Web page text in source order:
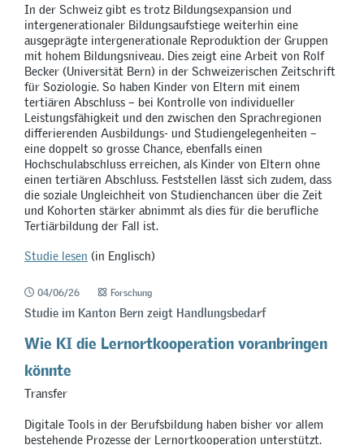
In der Schweiz gibt es trotz Bildungsexpansion und
intergenerationaler Bildungsaufstiege weiterhin eine
ausgeprägte intergenerationale Reproduktion der Gruppen
mit hohem Bildungsniveau. Dies zeigt eine Arbeit von Rolf
Becker (Universität Bern) in der Schweizerischen Zeitschrift
für Soziologie. So haben Kinder von Eltern mit einem
tertiären Abschluss – bei Kontrolle von individueller
Leistungsfähigkeit und den zwischen den Sprachregionen
differierenden Ausbildungs- und Studiengelegenheiten –
eine doppelt so grosse Chance, ebenfalls einen
Hochschulabschluss erreichen, als Kinder von Eltern ohne
einen tertiären Abschluss. Feststellen lässt sich zudem, dass
die soziale Ungleichheit von Studienchancen über die Zeit
und Kohorten stärker abnimmt als dies für die berufliche
Tertiärbildung der Fall ist.
Studie lesen (in Englisch)
04/06/26 Forschung
Studie im Kanton Bern zeigt Handlungsbedarf
Wie KI die Lernortkooperation voranbringen
könnte
Transfer
Digitale Tools in der Berufsbildung haben bisher vor allem
bestehende Prozesse der Lernortkooperation unterstützt.